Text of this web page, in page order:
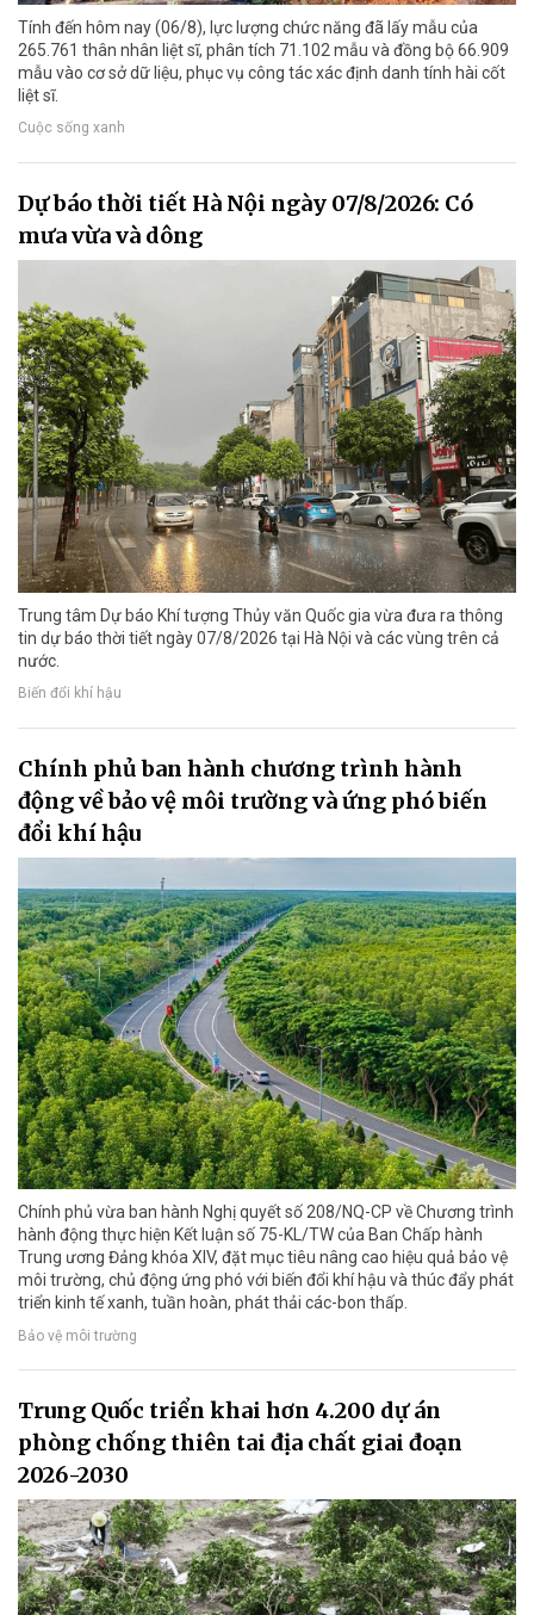
Tính đến hôm nay (06/8), lực lượng chức năng đã lấy mẫu của
265.761 thân nhân liệt sĩ, phân tích 71.102 mẫu và đồng bộ 66.909
mẫu vào cơ sở dữ liệu, phục vụ công tác xác định danh tính hài cốt
liệt sĩ.
Cuộc sống xanh
Dự báo thời tiết Hà Nội ngày 07/8/2026: Có
mưa vừa và dông
Trung tâm Dự báo Khí tượng Thủy văn Quốc gia vừa đưa ra thông
tin dự báo thời tiết ngày 07/8/2026 tại Hà Nội và các vùng trên cả
nước.
Biến đổi khí hậu
Chính phủ ban hành chương trình hành
động về bảo vệ môi trường và ứng phó biến
đổi khí hậu
Chính phủ vừa ban hành Nghị quyết số 208/NQ-CP về Chương trình
hành động thực hiện Kết luận số 75-KL/TW của Ban Chấp hành
Trung ương Đảng khóa XIV, đặt mục tiêu nâng cao hiệu quả bảo vệ
môi trường, chủ động ứng phó với biến đổi khí hậu và thúc đẩy phát
triển kinh tế xanh, tuần hoàn, phát thải các-bon thấp.
Bảo vệ môi trường
Trung Quốc triển khai hơn 4.200 dự án
phòng chống thiên tai địa chất giai đoạn
2026-2030